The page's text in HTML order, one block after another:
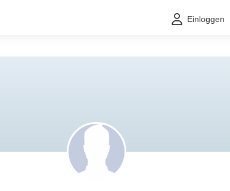
Einloggen